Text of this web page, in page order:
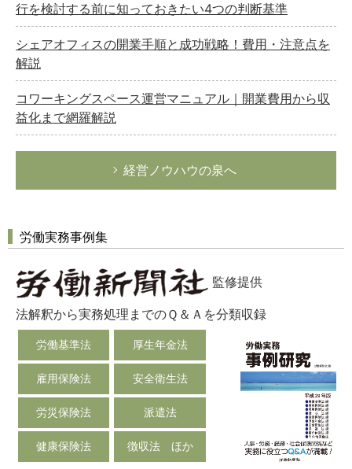
行を検討する前に知っておきたい4つの判断基準
シェアオフィスの開業手順と成功戦略！費用・注意点を
解説
コワーキングスペース運営マニュアル｜開業費用から収
益化まで網羅解説
経営ノウハウの泉へ
労働実務事例集
監修提供
法解釈から実務処理までのＱ＆Ａを分類収録
労働基準法 厚生年金法
雇用保険法 安全衛生法
労災保険法 派遣法
健康保険法 徴収法 ほか